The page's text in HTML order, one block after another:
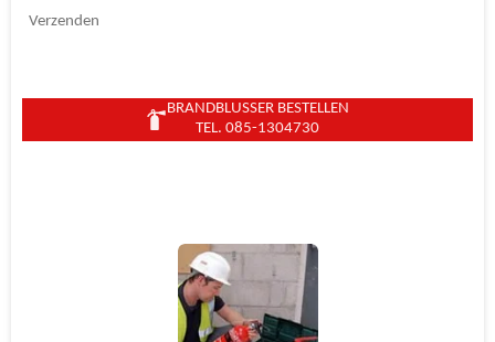
Verzenden
BRANDBLUSSER BESTELLEN
TEL. 085-1304730